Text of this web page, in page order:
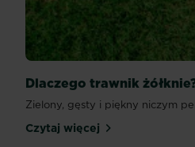
Dlaczego trawnik
Zielony, gęsty i piękny niczym
Czytaj więcejDlaczego trawnik